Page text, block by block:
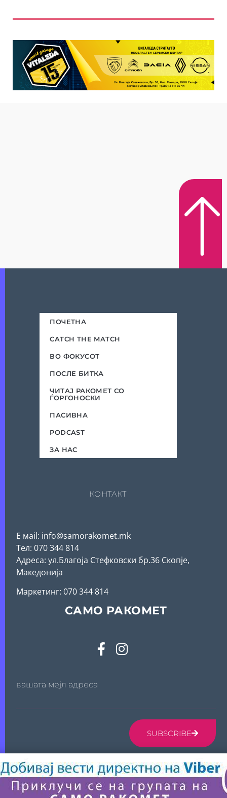
ПОЧЕТНА
CATCH THE MATCH
ВО ФОКУСОТ
ПОСЛЕ БИТКА
ЧИТАЈ РАКОМЕТ СО
ЃОРГОНОСКИ
ПАСИВНА
PODCAST
ЗА НАС
КОНТАКТ
Е мail: info@samorakomet.mk
Тел: 070 344 814
Адреса: ул.Благоја Стефковски бр.36 Скопје,
Македонија
Mаркетинг: 070 344 814
САМО РАКОМЕТ
вашата мејл адреса
SUBSCRIBE
© 2024 САМО РАКОМЕТ